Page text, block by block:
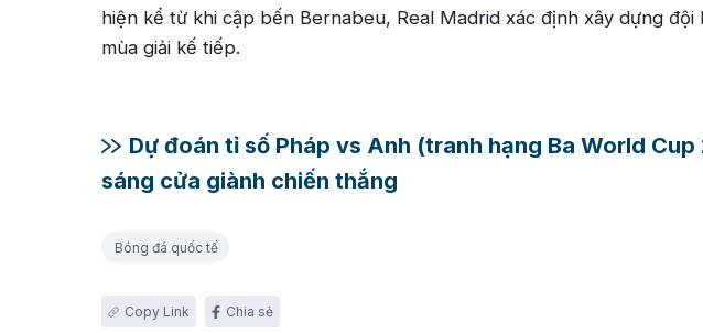
hiện kể từ khi cập bến Bernabeu, Real Madrid xác định xây dựng đội
mùa giải kế tiếp.
Dự đoán tỉ số Pháp vs Anh (tranh hạng Ba World
sáng cửa giành chiến thắng
Bóng đá quốc tế
Chia sẻ